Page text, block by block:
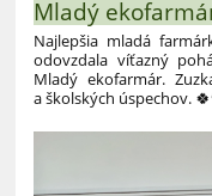
Mladý
Najlepšia mladá
odovzdala víťazný
Mladý ekofarmár.
a školských úspechov.